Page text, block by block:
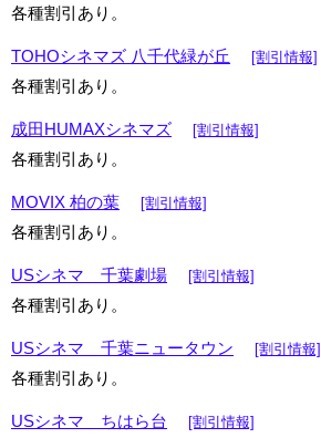
各種割引あり。
TOHOシネマズ 八千代緑が丘 [割引情報]
各種割引あり。
成田HUMAXシネマズ [割引情報]
各種割引あり。
MOVIX 柏の葉 [割引情報]
各種割引あり。
USシネマ 千葉劇場 [割引情報]
各種割引あり。
USシネマ 千葉ニュータウン [割引情報]
各種割引あり。
USシネマ ちはら台 [割引情報]